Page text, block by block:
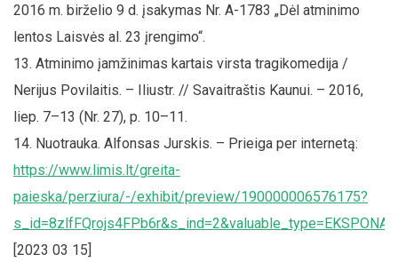
2016 m. birželio 9 d. įsakymas Nr. A-1783 „Dėl atminimo
lentos Laisvės al. 23 įrengimo“.
Atminimo įamžinimas kartais virsta tragikomedija /
Nerijus Povilaitis. – Iliustr. // Savaitraštis Kaunui. – 2016,
liep. 7–13 (Nr. 27), p. 10–11.
Nuotrauka. Alfonsas Jurskis. – Prieiga per internetą:
https://www.limis.lt/greita-
paieska/perziura/-/exhibit/preview/190000006576175?
[2023 03 15]